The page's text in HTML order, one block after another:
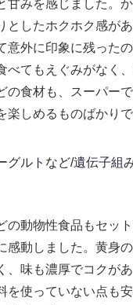
甘みを感じました。
としたホクホク感が
意外に印象に残った
べてもえぐみがなく
の食材も、スーパー
楽しめるものばかりで
グルトなど/遺伝子組
の動物性食品もセッ
感動しました。黄身
、味も濃厚でコクが
を使っていない点も